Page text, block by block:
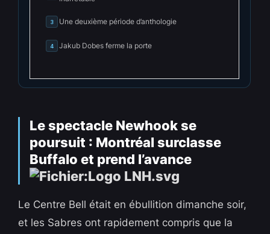
3 Une deuxième période d’anthologie
4 Jakub Dobes ferme la porte
Le spectacle Newhook se
poursuit : Montréal surclasse
Buffalo et prend l’avance
Le Centre Bell était en ébullition dimanche soir,
et les Sabres ont rapidement compris que la